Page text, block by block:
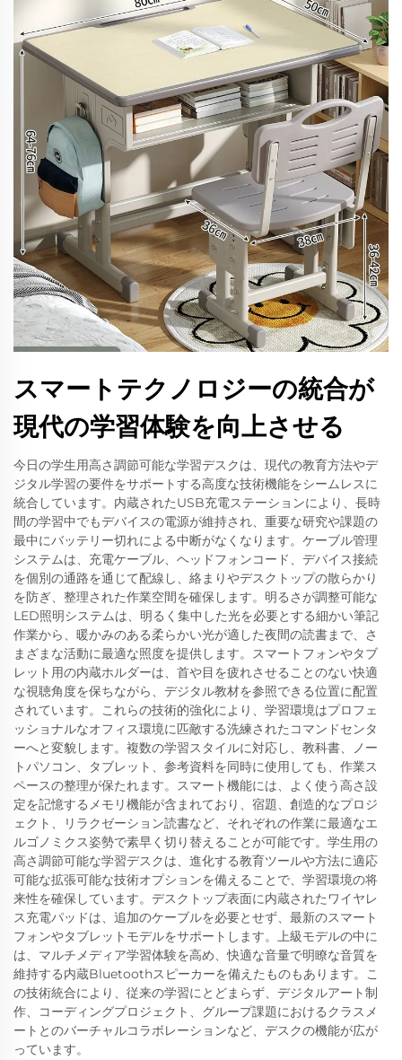
スマートテクノロジーの統合が
現代の学習体験を向上させる
今日の学生用高さ調節可能な学習デスクは、現代の教育方法やデ
ジタル学習の要件をサポートする高度な技術機能をシームレスに
統合しています。内蔵されたUSB充電ステーションにより、長時
間の学習中でもデバイスの電源が維持され、重要な研究や課題の
最中にバッテリー切れによる中断がなくなります。ケーブル管理
システムは、充電ケーブル、ヘッドフォンコード、デバイス接続
を個別の通路を通じて配線し、絡まりやデスクトップの散らかり
を防ぎ、整理された作業空間を確保します。明るさが調整可能な
LED照明システムは、明るく集中した光を必要とする細かい筆記
作業から、暖かみのある柔らかい光が適した夜間の読書まで、さ
まざまな活動に最適な照度を提供します。スマートフォンやタブ
レット用の内蔵ホルダーは、首や目を疲れさせることのない快適
な視聴角度を保ちながら、デジタル教材を参照できる位置に配置
されています。これらの技術的強化により、学習環境はプロフェ
ッショナルなオフィス環境に匹敵する洗練されたコマンドセンタ
ーへと変貌します。複数の学習スタイルに対応し、教科書、ノー
トパソコン、タブレット、参考資料を同時に使用しても、作業ス
ペースの整理が保たれます。スマート機能には、よく使う高さ設
定を記憶するメモリ機能が含まれており、宿題、創造的なプロジ
ェクト、リラクゼーション読書など、それぞれの作業に最適なエ
ルゴノミクス姿勢で素早く切り替えることが可能です。学生用の
高さ調節可能な学習デスクは、進化する教育ツールや方法に適応
可能な拡張可能な技術オプションを備えることで、学習環境の将
来性を確保しています。デスクトップ表面に内蔵されたワイヤレ
ス充電パッドは、追加のケーブルを必要とせず、最新のスマート
フォンやタブレットモデルをサポートします。上級モデルの中に
は、マルチメディア学習体験を高め、快適な音量で明瞭な音質を
維持する内蔵Bluetoothスピーカーを備えたものもあります。こ
の技術統合により、従来の学習にとどまらず、デジタルアート制
作、コーディングプロジェクト、グループ課題におけるクラスメ
ートとのバーチャルコラボレーションなど、デスクの機能が広が
っています。